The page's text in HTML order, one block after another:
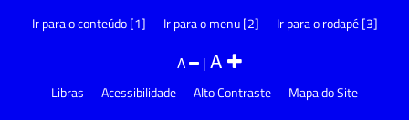
Ir para o conteúdo [1] Ir para o menu [2] Ir para o rodapé [3]
A |A
Libras Acessibilidade Alto Contraste Mapa do Site